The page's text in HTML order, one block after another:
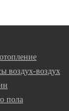
воздух-воздух
пола